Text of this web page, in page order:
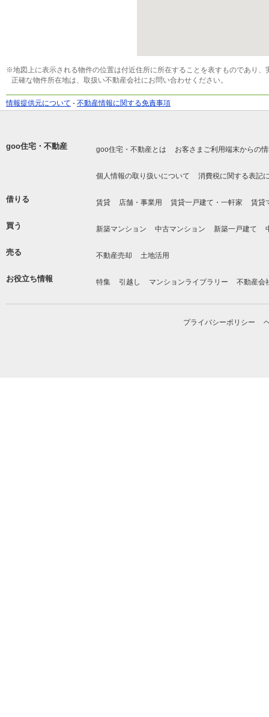
※地図上に表示される物件の位置は付近住所に所在することを表すものであり
正確な物件所在地は、取扱い不動産会社にお問い合わせください。
情報提供元について - 不動産情報に関する免責事項
goo住宅・不動産 goo住宅・不動産とは お客さまご利用端末からの
個人情報の取り扱いについて 消費税に関する表記
借りる 賃貸 店舗・事業用 賃貸一戸建て・一軒家 賃貸
買う 新築マンション 中古マンション 新築一戸建て
売る 不動産売却 土地活用
お役立ち情報 特集 引越し マンションライブラリー 不動産会
プライバシーポリシー